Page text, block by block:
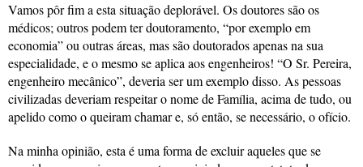
Vamos pôr fim a esta situação deplorável. Os doutores são os
médicos; outros podem ter doutoramento, “por exemplo em
economia” ou outras áreas, mas são doutorados apenas na sua
especialidade, e o mesmo se aplica aos engenheiros! “O Sr. Pereira,
engenheiro mecânico”, deveria ser um exemplo disso. As pessoas
civilizadas deveriam respeitar o nome de Família, acima de tudo, ou
apelido como o queiram chamar e, só então, se necessário, o ofício.
Na minha opinião, esta é uma forma de excluir aqueles que se